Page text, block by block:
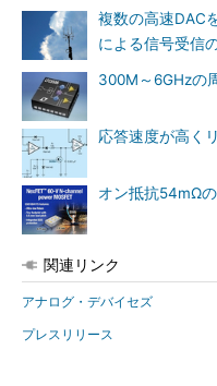
複数の高速DAC
による信号受信
300M～6GHzの
応答速度が高く
オン抵抗54mΩ
関連リンク
アナログ・デバイセズ
プレスリリース